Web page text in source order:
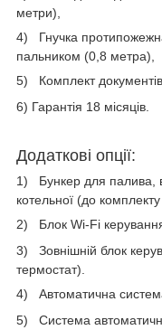
метри),
4)
Гнучка
пальником (0,8 метра),
5)
Комплект документів.
6) Гарантія 18 місяців.
Додаткові опції:
1)
Бункер для палива,
котельної (до
2)
Блок Wi-Fi
3)
Зовнішній блок
термостат)
4)
Автоматична
5)
Система